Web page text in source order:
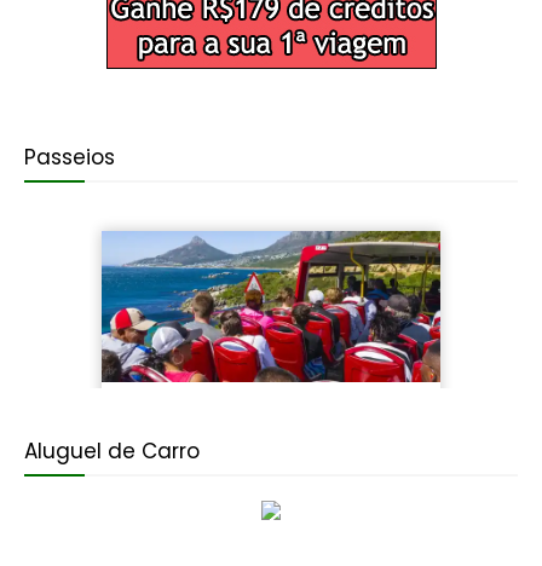
Passeios
Aluguel de Carro